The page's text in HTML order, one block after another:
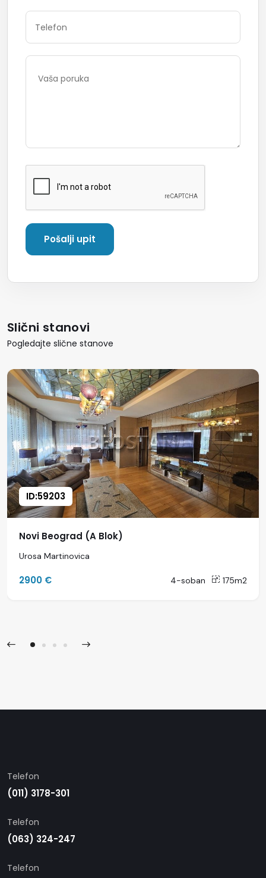
Slični stanovi
Pogledajte slične stanove
ID:59203
Novi Beograd (A Blok)
Urosa Martinovica
2900 € 4-soban 175m2
Telefon
(011) 3178-301
Telefon
(063) 324-247
Telefon